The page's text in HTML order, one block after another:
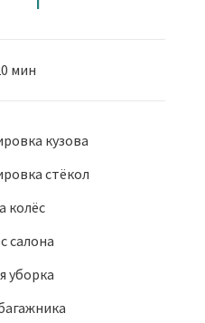
мин
кузова
стёкол
колёс
салона
уборка